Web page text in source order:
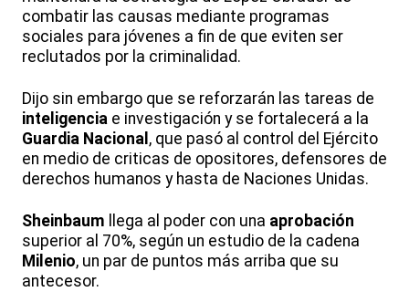
combatir las causas mediante programas
sociales para jóvenes a fin de que eviten ser
reclutados por la criminalidad.
Dijo sin embargo que se reforzarán las tareas de
inteligencia e investigación y se fortalecerá a la
Guardia Nacional , que pasó al control del Ejército
en medio de criticas de opositores, defensores de
derechos humanos y hasta de Naciones Unidas.
Sheinbaum llega al poder con una aprobación
superior al 70%, según un estudio de la cadena
Milenio, un par de puntos más arriba que su
antecesor.